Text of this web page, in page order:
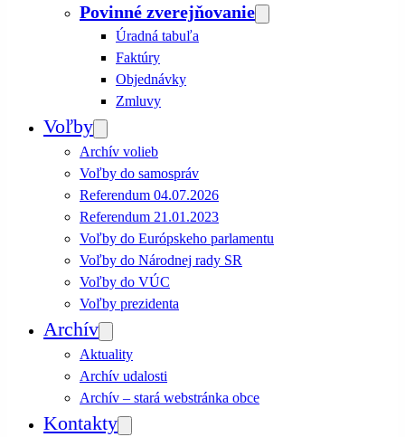
Povinné zverejňovanie
Úradná tabuľa
Faktúry
Objednávky
Zmluvy
Voľby
Archív volieb
Voľby do samospráv
Referendum 04.07.2026
Referendum 21.01.2023
Voľby do Európskeho parlamentu
Voľby do Národnej rady SR
Voľby do VÚC
Voľby prezidenta
Archív
Aktuality
Archív udalosti
Archív – stará webstránka obce
Kontakty